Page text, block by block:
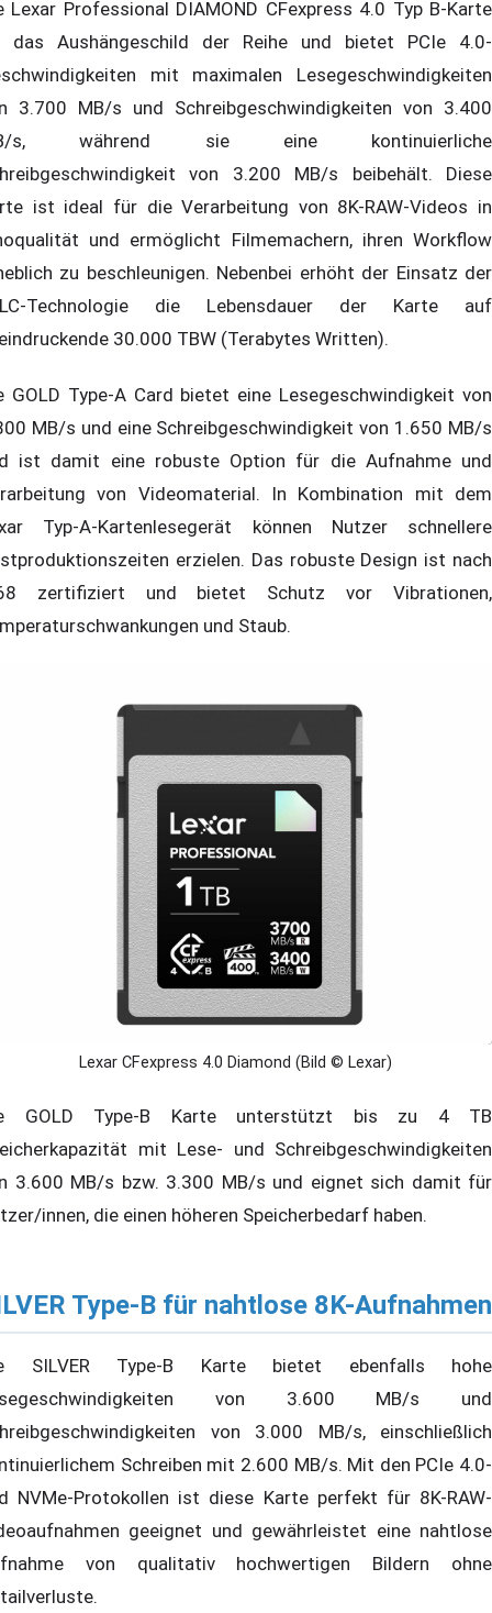
Lexar Professional DIAMOND CFexpress 4.0 Typ B-Karte
das Aushängeschild der Reihe und bietet PCIe 4.0-
mit maximalen Lesegeschwindigkeiten
3.700 MB/s und Schreibgeschwindigkeiten von 3.400
s, während sie eine kontinuierliche
von 3.200 MB/s beibehält. Diese
ist ideal für die Verarbeitung von 8K-RAW-Videos in
und ermöglicht Filmemachern, ihren Workflow
zu beschleunigen. Nebenbei erhöht der Einsatz der
Technologie die Lebensdauer der Karte auf
30.000 TBW (Terabytes Written).
GOLD Type-A Card bietet eine Lesegeschwindigkeit von
MB/s und eine Schreibgeschwindigkeit von 1.650 MB/s
ist damit eine robuste Option für die Aufnahme und
von Videomaterial. In Kombination mit dem
Typ-A-Kartenlesegerät können Nutzer schnellere
erzielen. Das robuste Design ist nach
zertifiziert und bietet Schutz vor Vibrationen,
und Staub.
Lexar CFexpress 4.0 Diamond (Bild © Lexar)
GOLD Type-B Karte unterstützt bis zu 4 TB
mit Lese- und Schreibgeschwindigkeiten
3.600 MB/s bzw. 3.300 MB/s und eignet sich damit für
innen, die einen höheren Speicherbedarf haben.
Type-B für nahtlose 8K-Aufnahmen
SILVER Type-B Karte bietet ebenfalls hohe
von 3.600 MB/s und
von 3.000 MB/s, einschließlich
Schreiben mit 2.600 MB/s. Mit den PCIe 4.0-
NVMe-Protokollen ist diese Karte perfekt für 8K-RAW-
geeignet und gewährleistet eine nahtlose
von qualitativ hochwertigen Bildern ohne